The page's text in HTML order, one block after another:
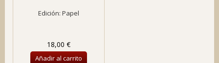
Edición: Papel
18,00 €
Añadir al carrito